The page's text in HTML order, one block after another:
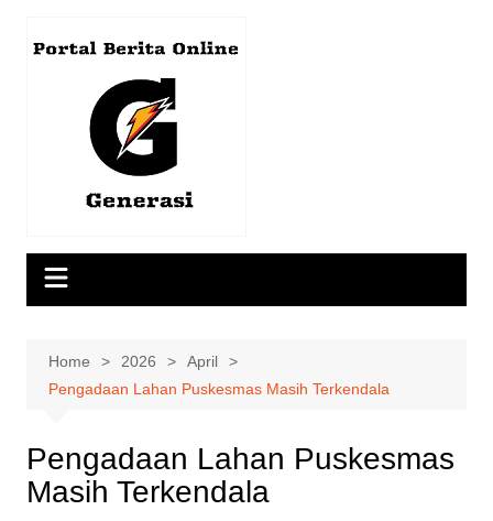
Home 2026
April
Pengadaan Lahan Puskesmas Masih Terkendala
Pengadaan Lahan Puskesmas
Masih Terkendala